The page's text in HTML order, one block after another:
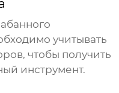
учитывать
чтобы получить
инструмент.